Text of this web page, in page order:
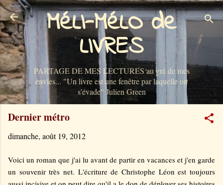
Accéder au contenu principal
MéLI-MéLO de
LIVRES
PARTAGE DE MES LECTURES au gré de mes
envies... "Un livre est une fenêtre par laquelle on
s'évade" Julien Green
Dernier métro
dimanche, août 19, 2012
Voici un roman que j'ai lu avant de partir en vacances et j'en garde
un souvenir très net. L'écriture de Christophe Léon est toujours